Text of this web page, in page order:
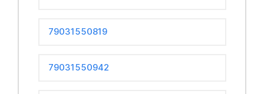
79031550819
79031550942